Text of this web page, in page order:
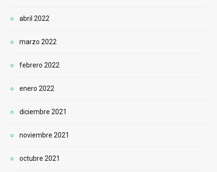
abril 2022
marzo 2022
febrero 2022
enero 2022
diciembre 2021
noviembre 2021
octubre 2021